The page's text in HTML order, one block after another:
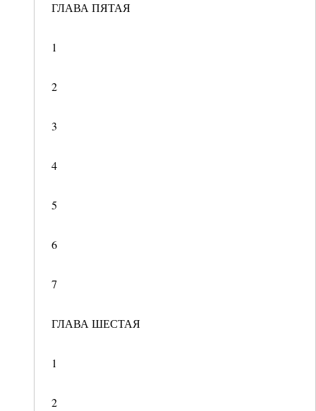
ГЛАВА ПЯТАЯ
1
2
3
4
5
6
7
ГЛАВА ШЕСТАЯ
1
2